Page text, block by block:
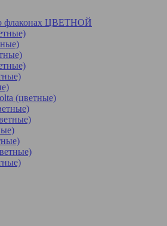
флаконах ЦВЕТНОЙ
(цветные)